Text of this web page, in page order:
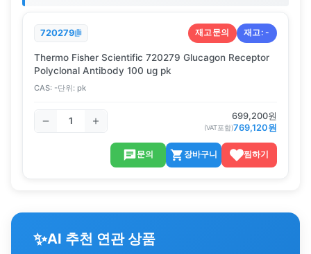
720279 재고문의 재고:-
Thermo Fisher Scientific 720279 Glucagon Receptor
Polyclonal Antibody 100 ug pk
CAS: -단위: pk
699,200원
(VAT포함)769,120원
문의 장바구니 찜하기
✨AI 추천 연관 상품